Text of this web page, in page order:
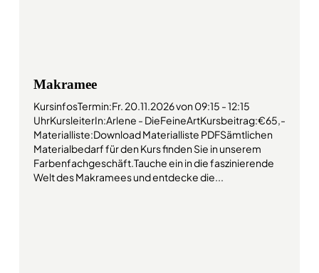
Makramee
KursinfosTermin:Fr. 20.11.2026 von 09:15 - 12:15
UhrKursleiterIn:Arlene - DieFeineArtKursbeitrag:€65,-
Materialliste:Download Materialliste PDFSämtlichen
Materialbedarf für den Kurs finden Sie in unserem
Farbenfachgeschäft.Tauche ein in die faszinierende
Welt des Makramees und entdecke die...